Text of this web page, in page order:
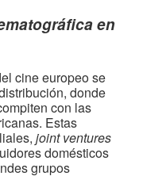
en
cine europeo se
donde
con las
Estas
joint ventures
domésticos
grupos